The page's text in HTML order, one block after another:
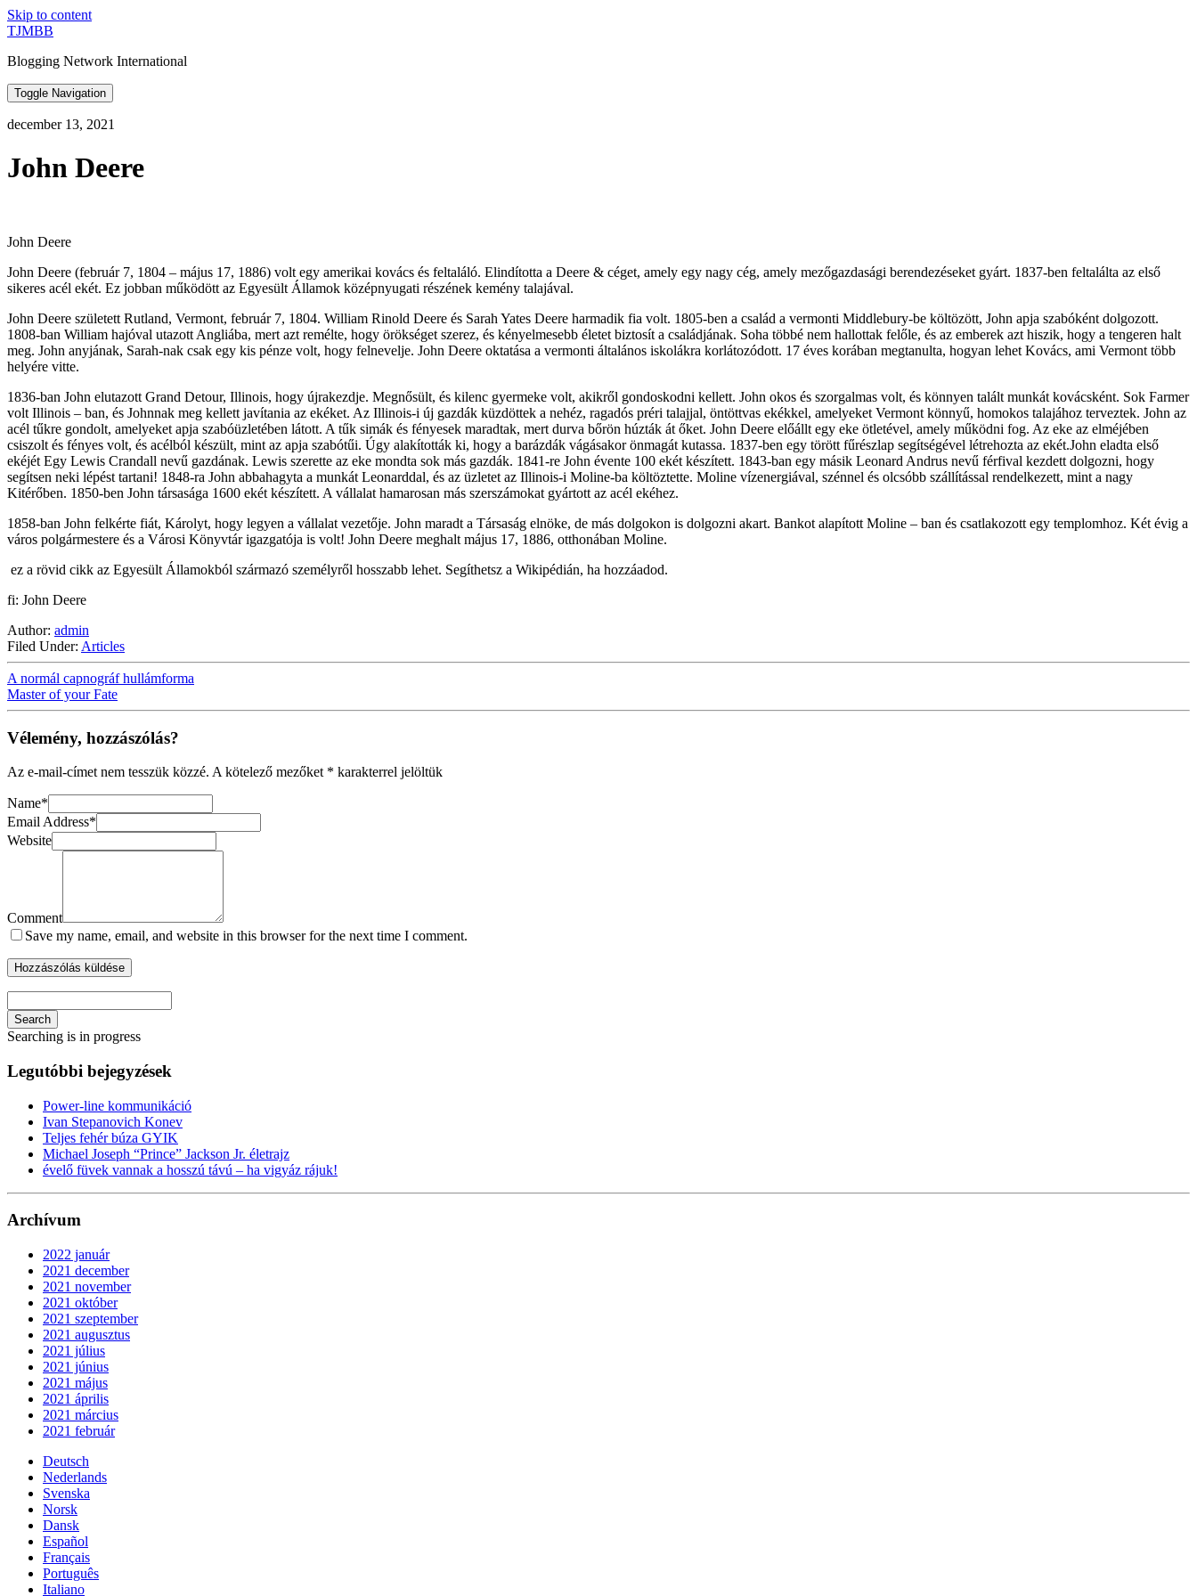
Skip to content
TJMBB
Blogging Network International
Toggle Navigation
december 13, 2021
John Deere
John Deere
John Deere (február 7, 1804 – május 17, 1886) volt egy amerikai kovács és feltaláló. Elindította a Deere & céget, amely egy nagy cég, amely mezőgazdasági berendezéseket gyárt. 1837-ben feltalálta az első
sikeres acél ekét. Ez jobban működött az Egyesült Államok középnyugati részének kemény talajával.
John Deere született Rutland, Vermont, február 7, 1804. William Rinold Deere és Sarah Yates Deere harmadik fia volt. 1805-ben a család a vermonti Middlebury-be költözött, John apja szabóként dolgozott.
1808-ban William hajóval utazott Angliába, mert azt remélte, hogy örökséget szerez, és kényelmesebb életet biztosít a családjának. Soha többé nem hallottak felőle, és az emberek azt hiszik, hogy a tengeren halt
meg. John anyjának, Sarah-nak csak egy kis pénze volt, hogy felnevelje. John Deere oktatása a vermonti általános iskolákra korlátozódott. 17 éves korában megtanulta, hogyan lehet Kovács, ami Vermont több
helyére vitte.
1836-ban John elutazott Grand Detour, Illinois, hogy újrakezdje. Megnősült, és kilenc gyermeke volt, akikről gondoskodni kellett. John okos és szorgalmas volt, és könnyen talált munkát kovácsként. Sok Farmer
volt Illinois – ban, és Johnnak meg kellett javítania az ekéket. Az Illinois-i új gazdák küzdöttek a nehéz, ragadós préri talajjal, öntöttvas ekékkel, amelyeket Vermont könnyű, homokos talajához terveztek. John az
acél tűkre gondolt, amelyeket apja szabóüzletében látott. A tűk simák és fényesek maradtak, mert durva bőrön húzták át őket. John Deere előállt egy eke ötletével, amely működni fog. Az eke az elméjében
csiszolt és fényes volt, és acélból készült, mint az apja szabótűi. Úgy alakították ki, hogy a barázdák vágásakor önmagát kutassa. 1837-ben egy törött fűrészlap segítségével létrehozta az ekét.John eladta első
ekéjét Egy Lewis Crandall nevű gazdának. Lewis szerette az eke mondta sok más gazdák. 1841-re John évente 100 ekét készített. 1843-ban egy másik Leonard Andrus nevű férfival kezdett dolgozni, hogy
segítsen neki lépést tartani! 1848-ra John abbahagyta a munkát Leonarddal, és az üzletet az Illinois-i Moline-ba költöztette. Moline vízenergiával, szénnel és olcsóbb szállítással rendelkezett, mint a nagy
Kitérőben. 1850-ben John társasága 1600 ekét készített. A vállalat hamarosan más szerszámokat gyártott az acél ekéhez.
1858-ban John felkérte fiát, Károlyt, hogy legyen a vállalat vezetője. John maradt a Társaság elnöke, de más dolgokon is dolgozni akart. Bankot alapított Moline – ban és csatlakozott egy templomhoz. Két évig a
város polgármestere és a Városi Könyvtár igazgatója is volt! John Deere meghalt május 17, 1886, otthonában Moline.
ez a rövid cikk az Egyesült Államokból származó személyről hosszabb lehet. Segíthetsz a Wikipédián, ha hozzáadod.
fi: John Deere
Author: admin
Filed Under: Articles
A normál capnográf hullámforma
Master of your Fate
Vélemény, hozzászólás?
Az e-mail-címet nem tesszük közzé. A kötelező mezőket * karakterrel jelöltük
Name*
Email Address*
Website
Comment
Save my name, email, and website in this browser for the next time I comment.
Search
Searching is in progress
Legutóbbi bejegyzések
Power-line kommunikáció
Ivan Stepanovich Konev
Teljes fehér búza GYIK
Michael Joseph “Prince” Jackson Jr. életrajz
évelő füvek vannak a hosszú távú – ha vigyáz rájuk!
Archívum
2022 január
2021 december
2021 november
2021 október
2021 szeptember
2021 augusztus
2021 július
2021 június
2021 május
2021 április
2021 március
2021 február
Deutsch
Nederlands
Svenska
Norsk
Dansk
Español
Français
Português
Italiano